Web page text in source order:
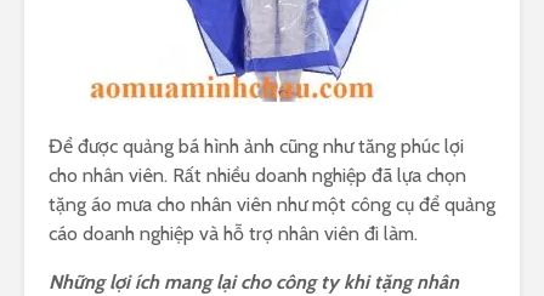
Để được quảng bá hình ảnh cũng như tăng phúc lợi
cho nhân viên. Rất nhiều doanh nghiệp đã lựa chọn
tặng áo mưa cho nhân viên như một công cụ để quảng
cáo doanh nghiệp và hỗ trợ nhân viên đi làm.
Những lợi ích mang lại cho công ty khi tặng nhân